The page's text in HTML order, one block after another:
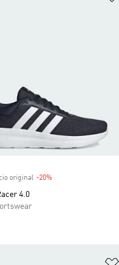
original -20%Descuento
4.0